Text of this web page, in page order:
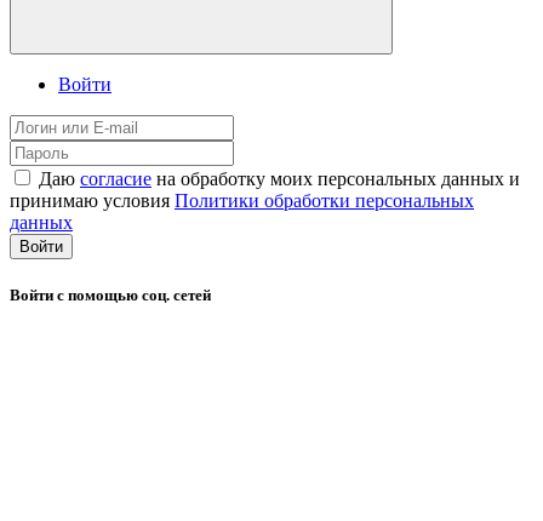
Войти
Даю согласие на обработку моих персональных данных и
принимаю условия Политики обработки персональных
данных
Войти
Войти с помощью соц. сетей